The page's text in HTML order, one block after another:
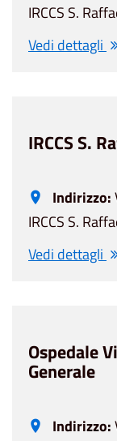
IRCCS S.
Vedi dettagli
IRCCS S.
Indirizzo:
IRCCS S.
Vedi dettagli
Ospedale
Generale
Indirizzo: